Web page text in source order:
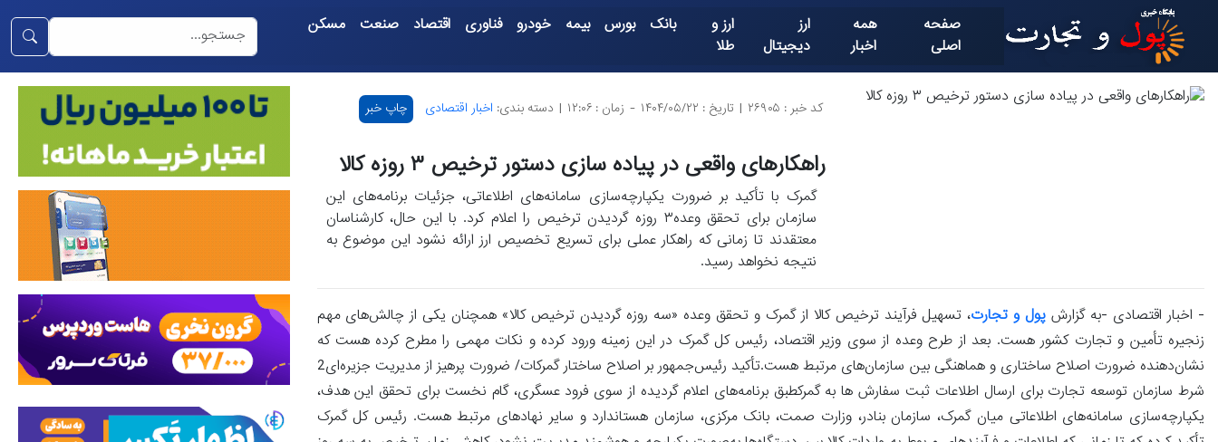
صفحه
اصلی
همه
اخبار
ارز
دیجیتال
ارز و
طلا
بانک بورس بیمه خودرو فناوری اقتصاد صنعت مسکن
کد خبر : ۲۶۹۰۵ | تاریخ : ۱۴۰۴/۰۵/۲۲ - زمان : ۱۲:۰۶ | دسته بندی: اخبار اقتصادی چاپ خبر
راهکارهای واقعی در پیاده سازی دستور ترخیص ۳ روزه کالا
گمرک با تأکید بر ضرورت یکپارچه‌سازی سامانه‌های اطلاعاتی، جزئیات برنامه‌های این
سازمان برای تحقق وعده۳ روزه گردیدن ترخیص را اعلام کرد. با این حال، کارشناسان
معتقدند تا زمانی که راهکار عملی برای تسریع تخصیص ارز ارائه نشود این موضوع به
نتیجه نخواهد رسید.
- اخبار اقتصادی -به گزارش پول و تجارت، تسهیل فرآیند ترخیص کالا از گمرک و تحقق وعده «سه روزه گردیدن ترخیص کالا» همچنان یکی از چالش‌های مهم
زنجیره تأمین و تجارت کشور هست. بعد از طرح وعده از سوی وزیر اقتصاد، رئیس کل گمرک در این زمینه ورود کرده و نکات مهمی را مطرح کرده هست که
نشان‌دهنده ضرورت اصلاح ساختاری و هماهنگی بین سازمان‌های مرتبط هست.تأکید رئیس‌جمهور بر اصلاح ساختار گمرکات/ ضرورت پرهیز از مدیریت جزیره‌ای2
شرط سازمان توسعه تجارت برای ارسال اطلاعات ثبت سفارش ها به گمرکطبق برنامه‌های اعلام گردیده از سوی فرود عسگری، گام نخست برای تحقق این هدف،
یکپارچه‌سازی سامانه‌های اطلاعاتی میان گمرک، سازمان بنادر، وزارت صمت، بانک مرکزی، سازمان هستاندارد و سایر نهادهای مرتبط هست. رئیس کل گمرک